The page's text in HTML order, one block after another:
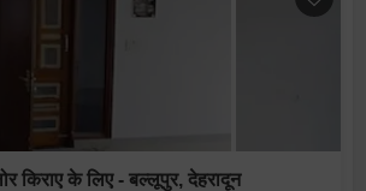
किराए के लिए - बल्लूपुर, देहरादून